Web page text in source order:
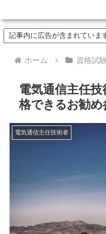
記事内に広告が含まれていま
ホーム 資格試験
電気通信主任
格できるお勧
電気通信主任技術者